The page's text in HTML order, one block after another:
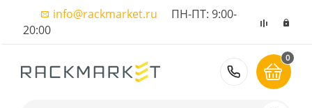
info@rackmarket.ru ПН-ПТ: 9:00-
20:00
8 (495)
0